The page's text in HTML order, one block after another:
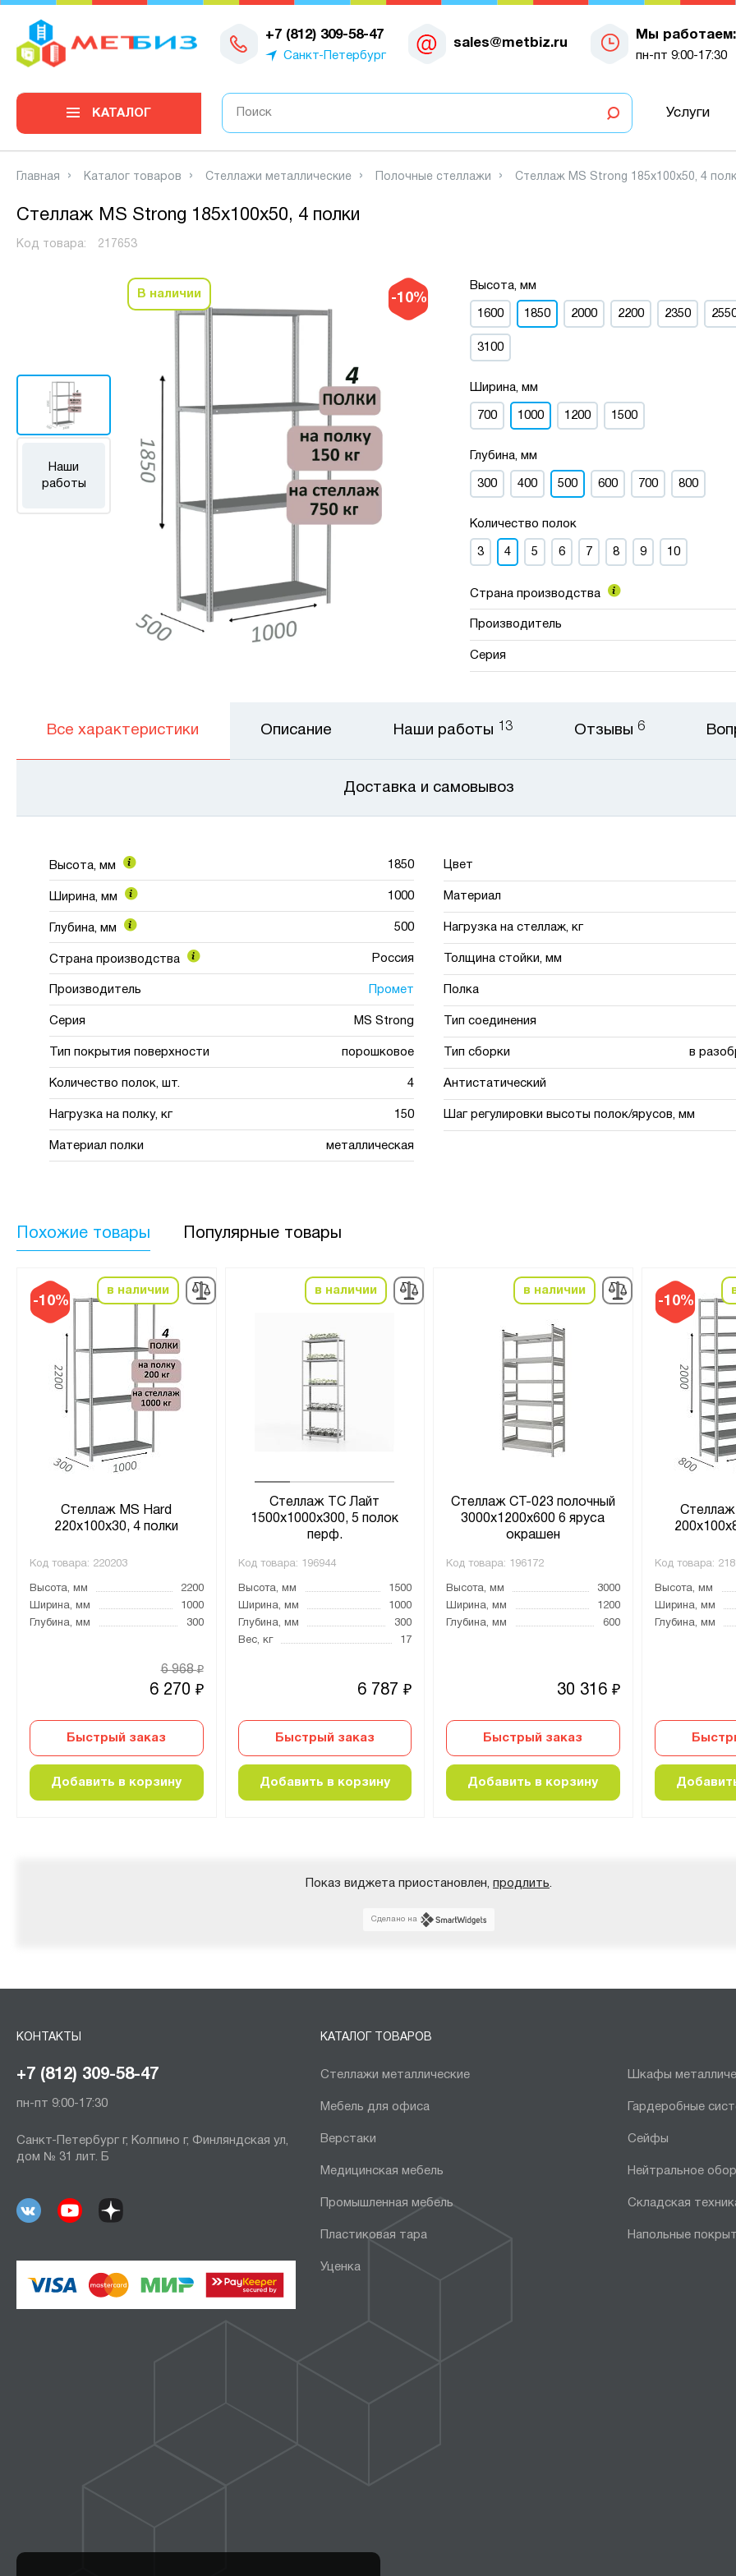
+7 (812) 309-58-47
Санкт-Петербург
sales@metbiz.ru
Мы работаем:
пн-пт 9:00-17:30
0
КАТАЛОГ Услуги
Главная Каталог товаров Стеллажи металлические Полочные стеллажи Стеллаж MS Strong 185х100х50, 4
Стеллаж MS Strong 185х100х50, 4 полки
Код товара: 217653
-10%
Наши
работы
В наличии
Высота, мм
1600 1850 2000 2200 2350
3100
Ширина, мм
700 1000 1200 1500
Глубина, мм
300 400 500 600 700 800
Количество полок
3 4 5 6 7 8 9 10
Страна производства
Производитель
Серия
Все характеристики
Высота, мм 1850
Ширина, мм 1000
Глубина, мм 500
Страна производства Россия
Производитель Промет
Серия MS Strong
Тип покрытия поверхности порошковое
Количество полок, шт. 4
Нагрузка на полку, кг 150
Материал полки металлическая
Цвет
Материал
Нагрузка на стеллаж, кг
Толщина стойки, мм
Полка
Тип соединения
Тип сборки в
Антистатический
Шаг регулировки высоты полок/ярусов, мм
Описание Наши работы 13 Отзывы 6
Доставка и самовывоз
Похожие товары Популярные товары
-10%
в наличии
Стеллаж MS Hard
220х100х30, 4 полки
Код товара: 220203
Высота, мм
2200
Ширина, мм
1000
Глубина, мм
300
6 270 ₽
6 968₽
Быстрый заказ
Добавить в корзину
в наличии
Стеллаж ТС Лайт
1500х1000х300, 5 полок
перф.
Код товара: 196944
Высота, мм
1500
Ширина, мм
1000
Глубина, мм
300
Вес, кг
17
6 787 ₽
Быстрый заказ
Добавить в корзину
в наличии
Стеллаж СТ-023 полочный
3000x1200x600 6 яруса
окрашен
Код товара: 196172
Высота, мм
3000
Ширина, мм
1200
Глубина, мм
600
30 316 ₽
Быстрый заказ
Добавить в корзину
-10%
Код товара:
Высота, мм
Ширина, мм
Глубина, мм
Показ виджета приостановлен, продлить
Сделано на
КОНТАКТЫ
+7 (812) 309-58-47
пн-пт 9:00-17:30
Санкт-Петербург г, Колпино г, Финляндская ул,
дом № 31 лит. Б
КАТАЛОГ ТОВАРОВ
Стеллажи металлические Шкафы
Мебель для офиса Гардеробные
Верстаки Сейфы
Медицинская мебель Нейтральное
Промышленная мебель Складская
Пластиковая тара Напольные
Уценка